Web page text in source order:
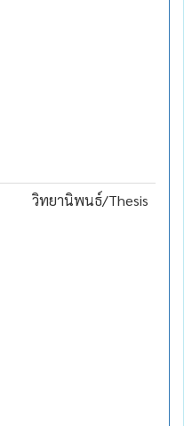
วิทยานิพนธ์/Thesis